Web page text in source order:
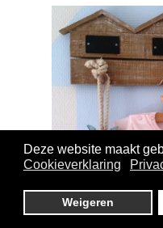
Deze website maakt
Cookieverklaring
Weigeren